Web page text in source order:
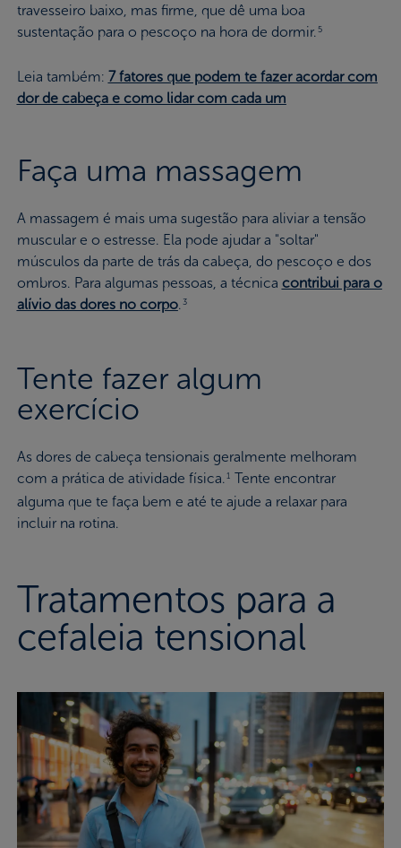
travesseiro baixo, mas firme, que dê uma boa
sustentação para o pescoço na hora de dormir. 5
Leia também: 7 fatores que podem te fazer acordar com
dor de cabeça e como lidar com cada um
Faça uma massagem
A massagem é mais uma sugestão para aliviar a tensão
muscular e o estresse. Ela pode ajudar a "soltar"
músculos da parte de trás da cabeça, do pescoço e dos
ombros. Para algumas pessoas, a técnica contribui para o
alívio das dores no corpo. 3
Tente fazer algum
exercício
As dores de cabeça tensionais geralmente melhoram
com a prática de atividade física. 1 Tente encontrar
alguma que te faça bem e até te ajude a relaxar para
incluir na rotina.
Tratamentos para a
cefaleia tensional